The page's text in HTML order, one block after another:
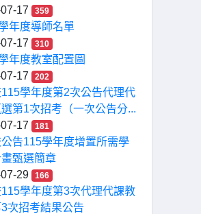
17
359
年度導師名單
17
310
年度教室配置圖
17
202
學年度第2次公告代理代
第1次招考（一次公告分...
17
181
告115學年度增置所需學
甄選簡章
29
166
學年度第3次代理代課教
次招考結果公告